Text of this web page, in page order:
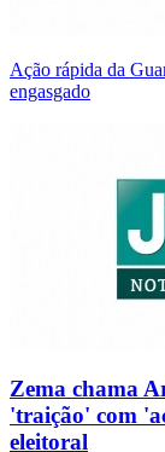
Ação rápida da
engasgado
Zema chama
'traição' com
eleitoral